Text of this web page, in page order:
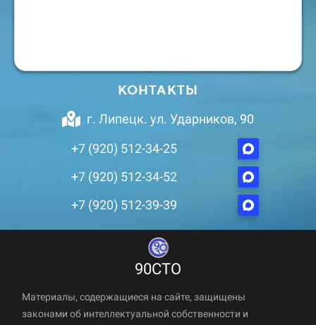
КОНТАКТЫ
г. Липецк. ул. Ударников, 90
+7 (920) 512-34-25
+7 (920) 512-34-52
+7 (920) 512-39-39
90СТО
Материалы, содержащиеся на сайте, защищены
законами об интеллектуальной собственности и